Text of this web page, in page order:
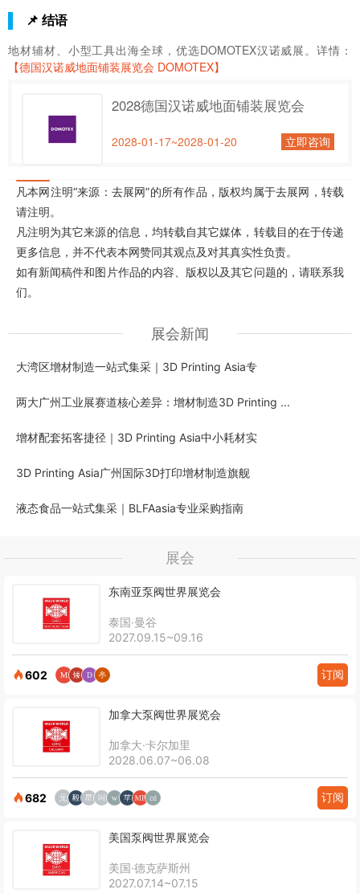
📌 结语
地材辅材、小型工具出海全球，优选DOMOTEX汉诺威展。详情：
【德国汉诺威地面铺装展览会 DOMOTEX】
2028德国汉诺威地面铺装展览会
2028-01-17~2028-01-20 立即咨询
凡本网注明“来源：去展网”的所有作品，版权均属于去展网，转载
请注明。
凡注明为其它来源的信息，均转载自其它媒体，转载目的在于传递
更多信息，并不代表本网赞同其观点及对其真实性负责。
如有新闻稿件和图片作品的内容、版权以及其它问题的，请联系我
们。
展会新闻
大湾区增材制造一站式集采｜3D Printing Asia专
两大广州工业展赛道核心差异：增材制造3D Printing ...
增材配套拓客捷径｜3D Printing Asia中小耗材实
3D Printing Asia广州国际3D打印增材制造旗舰
液态食品一站式集采｜BLFAasia专业采购指南
展会
东南亚泵阀世界展览会
泰国·曼谷
2027.09.15~09.16
602 订阅
加拿大泵阀世界展览会
加拿大·卡尔加里
2028.06.07~06.08
682 订阅
美国泵阀世界展览会
美国·德克萨斯州
2027.07.14~07.15